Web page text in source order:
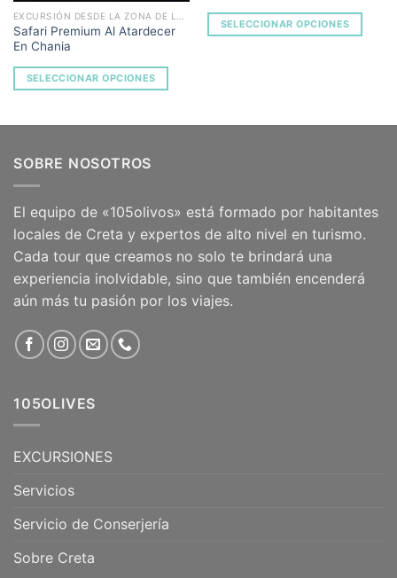
Safari Premium Al Atardecer
En Chania
SELECCIONAR OPCIONES
SELECCIONAR OPCIONES
SOBRE NOSOTROS
El equipo de «105olivos» está formado por habitantes
locales de Creta y expertos de alto nivel en turismo.
Cada tour que creamos no solo te brindará una
experiencia inolvidable, sino que también encenderá
aún más tu pasión por los viajes.
105OLIVES
EXCURSIONES
Servicios
Servicio de Conserjería
Sobre Creta